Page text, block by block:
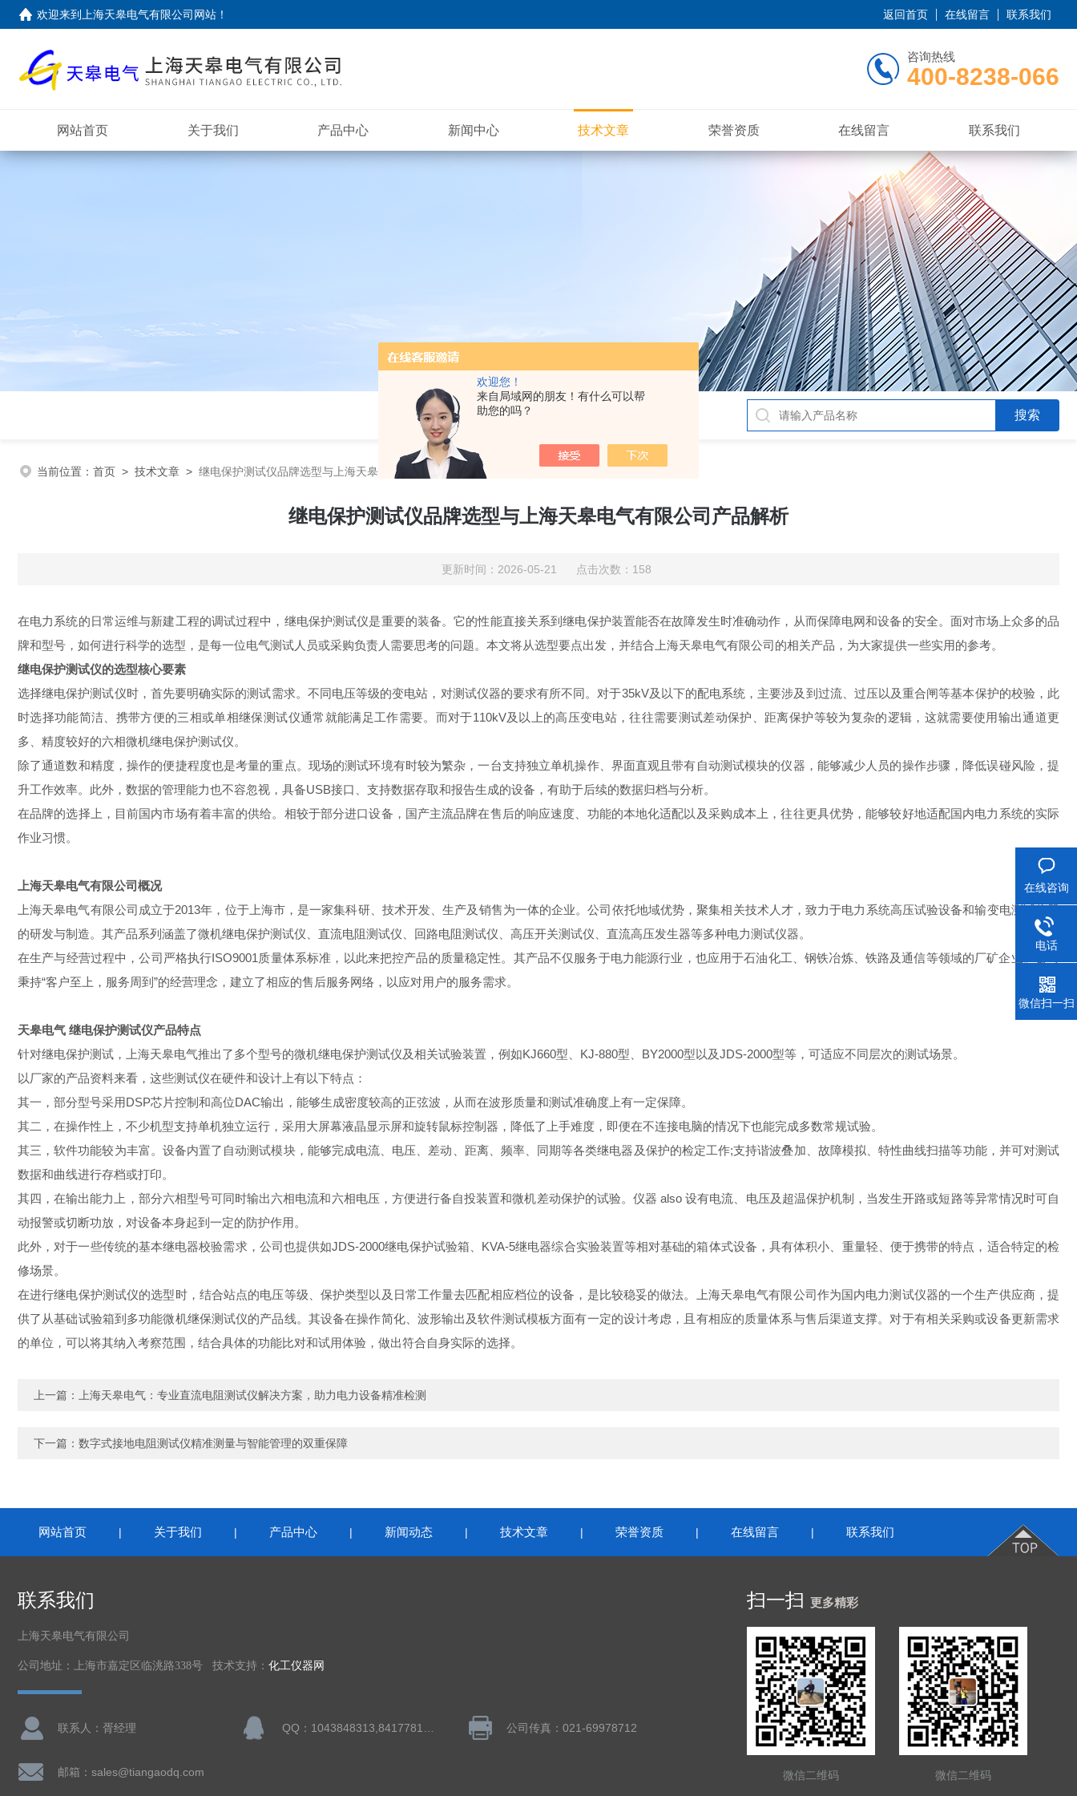
欢迎您！
来自局域网的朋友！有什么可以帮
助您的吗？
欢迎来到上海天皋电气有限公司网站！ 返回首页 在线留言 联系我们
咨询热线
400-8238-066
网站首页 关于我们 产品中心 新闻中心 技术文章 荣誉资质 在线留言 联系我们
当前位置： 首页 > 技术文章 > 继电保护测试仪品牌选型与上海天皋电气有限公司产品解析
继电保护测试仪品牌选型与上海天皋电气有限公司产品解析
更新时间：2026-05-21 点击次数：158
在电力系统的日常运维与新建工程的调试过程中，继电保护测试仪是重要的装备。它的性能直接关系到继电保护装置能否在故障发生时准确动作，从而保障电网和设备的安全。面对市场上众多的品
牌和型号，如何进行科学的选型，是每一位电气测试人员或采购负责人需要思考的问题。本文将从选型要点出发，并结合上海天皋电气有限公司的相关产品，为大家提供一些实用的参考。
继电保护测试仪的选型核心要素
选择继电保护测试仪时，首先要明确实际的测试需求。不同电压等级的变电站，对测试仪器的要求有所不同。对于35kV及以下的配电系统，主要涉及到过流、过压以及重合闸等基本保护的校验，此
时选择功能简洁、携带方便的三相或单相继保测试仪通常就能满足工作需要。而对于110kV及以上的高压变电站，往往需要测试差动保护、距离保护等较为复杂的逻辑，这就需要使用输出通道更
多、精度较好的六相微机继电保护测试仪。
除了通道数和精度，操作的便捷程度也是考量的重点。现场的测试环境有时较为繁杂，一台支持独立单机操作、界面直观且带有自动测试模块的仪器，能够减少人员的操作步骤，降低误碰风险，提
升工作效率。此外，数据的管理能力也不容忽视，具备USB接口、支持数据存取和报告生成的设备，有助于后续的数据归档与分析。
在品牌的选择上，目前国内市场有着丰富的供给。相较于部分进口设备，国产主流品牌在售后的响应速度、功能的本地化适配以及采购成本上，往往更具优势，能够较好地适配国内电力系统的实际
作业习惯。
上海天皋电气有限公司概况
上海天皋电气有限公司成立于2013年，位于上海市，是一家集科研、技术开发、生产及销售为一体的企业。公司依托地域优势，聚集相关技术人才，致力于电力系统高压试验设备和输变电测试仪器
的研发与制造。其产品系列涵盖了微机继电保护测试仪、直流电阻测试仪、回路电阻测试仪、高压开关测试仪、直流高压发生器等多种电力测试仪器。
在生产与经营过程中，公司严格执行ISO9001质量体系标准，以此来把控产品的质量稳定性。其产品不仅服务于电力能源行业，也应用于石油化工、钢铁冶炼、铁路及通信等领域的厂矿企业。公司
秉持“客户至上，服务周到”的经营理念，建立了相应的售后服务网络，以应对用户的服务需求。
天皋电气 继电保护测试仪产品特点
针对继电保护测试，上海天皋电气推出了多个型号的微机继电保护测试仪及相关试验装置，例如KJ660型、KJ-880型、BY2000型以及JDS-2000型等，可适应不同层次的测试场景。
以厂家的产品资料来看，这些测试仪在硬件和设计上有以下特点：
其一，部分型号采用DSP芯片控制和高位DAC输出，能够生成密度较高的正弦波，从而在波形质量和测试准确度上有一定保障。
其二，在操作性上，不少机型支持单机独立运行，采用大屏幕液晶显示屏和旋转鼠标控制器，降低了上手难度，即便在不连接电脑的情况下也能完成多数常规试验。
其三，软件功能较为丰富。设备内置了自动测试模块，能够完成电流、电压、差动、距离、频率、同期等各类继电器及保护的检定工作;支持谐波叠加、故障模拟、特性曲线扫描等功能，并可对测试
数据和曲线进行存档或打印。
其四，在输出能力上，部分六相型号可同时输出六相电流和六相电压，方便进行备自投装置和微机差动保护的试验。仪器 also 设有电流、电压及超温保护机制，当发生开路或短路等异常情况时可自
动报警或切断功放，对设备本身起到一定的防护作用。
此外，对于一些传统的基本继电器校验需求，公司也提供如JDS-2000继电保护试验箱、KVA-5继电器综合实验装置等相对基础的箱体式设备，具有体积小、重量轻、便于携带的特点，适合特定的检
修场景。
在进行继电保护测试仪的选型时，结合站点的电压等级、保护类型以及日常工作量去匹配相应档位的设备，是比较稳妥的做法。上海天皋电气有限公司作为国内电力测试仪器的一个生产供应商，提
供了从基础试验箱到多功能微机继保测试仪的产品线。其设备在操作简化、波形输出及软件测试模板方面有一定的设计考虑，且有相应的质量体系与售后渠道支撑。对于有相关采购或设备更新需求
的单位，可以将其纳入考察范围，结合具体的功能比对和试用体验，做出符合自身实际的选择。
上一篇： 上海天皋电气：专业直流电阻测试仪解决方案，助力电力设备精准检测
下一篇： 数字式接地电阻测试仪精准测量与智能管理的双重保障
网站首页 | 关于我们 | 产品中心 | 新闻动态 | 技术文章 | 荣誉资质 | 在线留言 | 联系我们
联系我们
上海天皋电气有限公司
公司地址：上海市嘉定区临洮路338号 技术支持： 化工仪器网
联系人：胥经理 公司传真：021-69978712
邮箱：sales@tiangaodq.com
扫一扫 更多精彩
微信二维码 微信二维码
在线咨询
电话
微信扫一扫